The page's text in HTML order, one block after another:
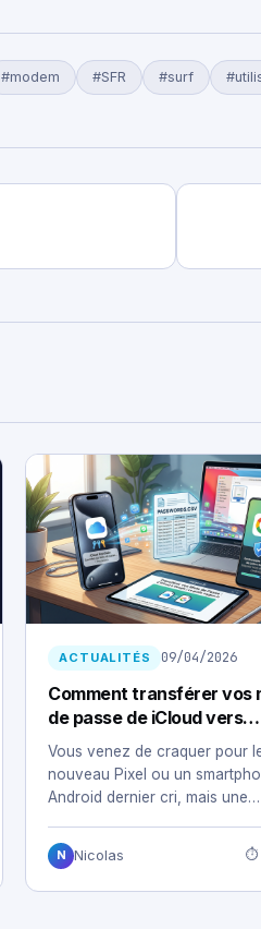
#modem #SFR #surf
ACTUALITÉS 09/04/2026
Comment transférer vos
de passe de iCloud vers
Google : le guide complet
Vous venez de craquer pour
nouveau Pixel ou un
Android dernier cri, mais une
N Nicolas ⏱